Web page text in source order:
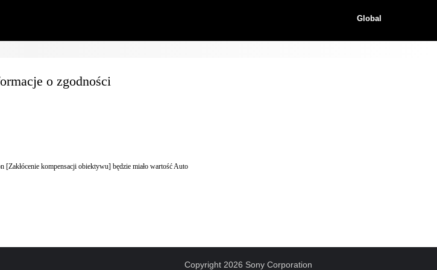
Global
o zgodności
kompensacji obiektywu] będzie miało wartość Auto
Copyright 2026 Sony Corporation